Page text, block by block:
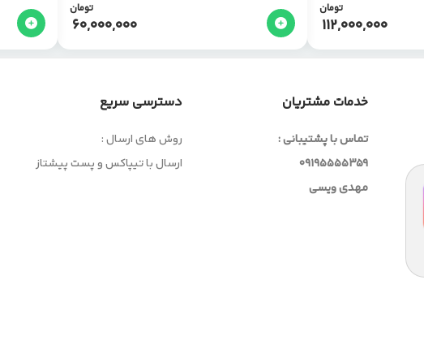
112,000,000
تومان
60,000,000
تومان
خدمات مشتریان
تماس با پشتیبانی :
09195555359
مهدی ویسی
دسترسی سریع
روش های ارسال :
ارسال با تیپاکس و پست پیشتاز